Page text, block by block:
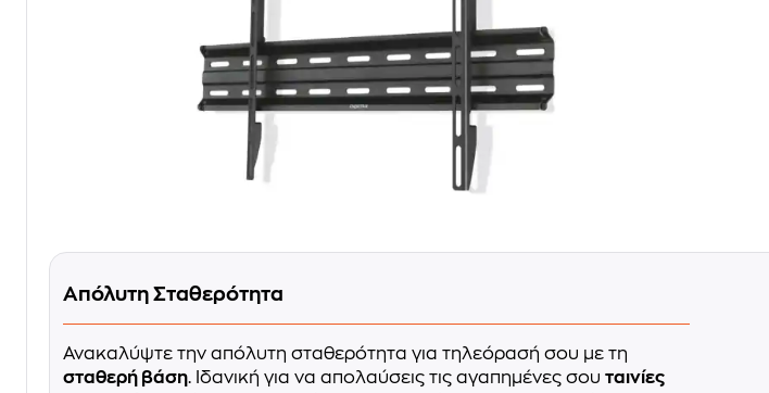
Απόλυτη Σταθερότητα
Ανακαλύψτε την απόλυτη σταθερότητα για τηλεόρασή σου με τη
σταθερή βάση. Ιδανική για να απολαύσεις τις αγαπημένες σου ταινίες